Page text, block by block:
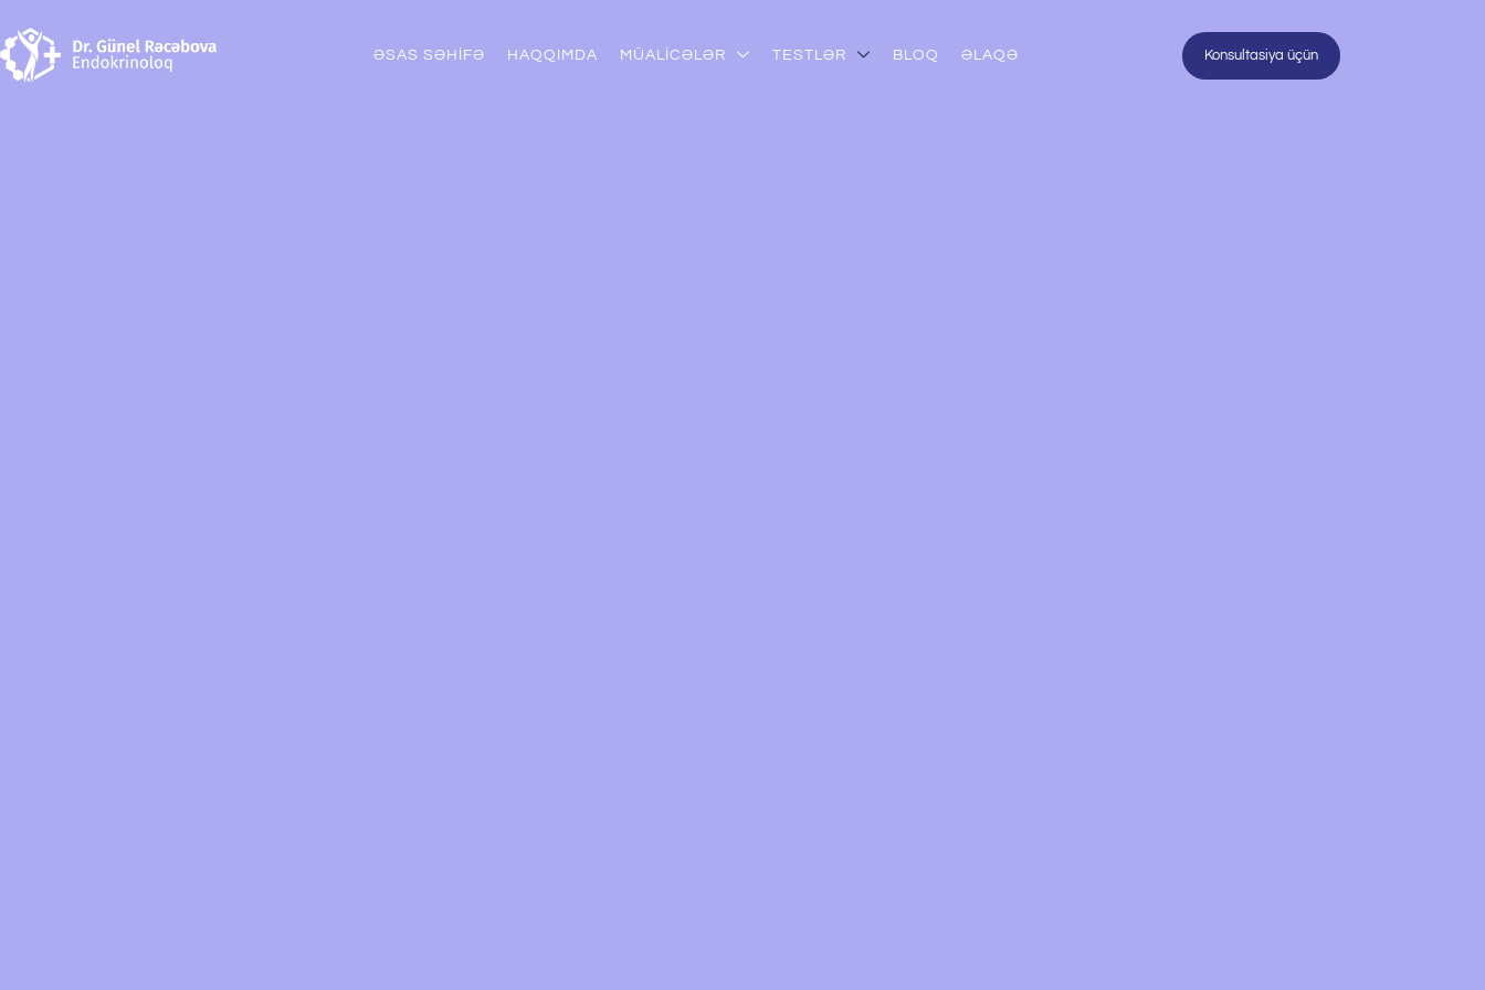
ƏSAS SƏHİFƏ HAQQIMDA MÜALİCƏLƏR TESTLƏR BLOQ ƏLAQƏ Konsultasiya üçün